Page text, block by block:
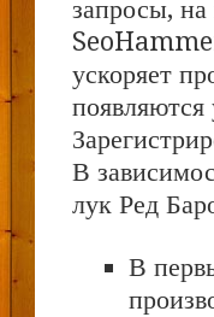
запросы,
ускоряет
В
лук Ред
В